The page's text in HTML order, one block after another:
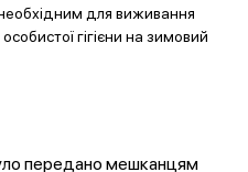
для виживання
гігієни на зимовий
передано мешканцям